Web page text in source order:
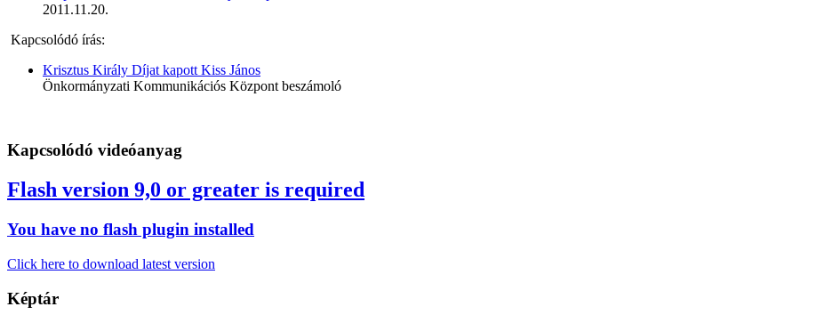
2011.11.20.
Kapcsolódó írás:
Krisztus Király Díjat kapott Kiss János
Önkormányzati Kommunikációs Központ beszámoló
Kapcsolódó videóanyag
Flash version 9,0 or greater is required
You have no flash plugin installed
Click here to download latest version
Képtár